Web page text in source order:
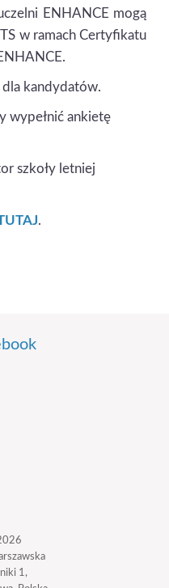
ENHANCE mogą
w ramach Certyfikatu
dla kandydatów.
wypełnić ankietę
szkoły letniej
.
1,